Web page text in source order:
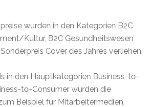
wurden in den Kategorien B2C
Kultur, B2C Gesundheitswesen
Cover des Jahres verliehen.
in den Hauptkategorien Business-to-
to-Consumer wurden die
Beispiel für Mitarbeitermedien,